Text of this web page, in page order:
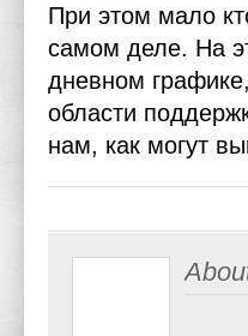
При этом мало
самом деле. На
дневном
области
нам, как могут